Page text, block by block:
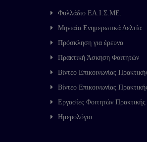
Φυλλάδιο ΕΛ.Ι.Σ.ΜΕ.
Μηνιαία Ενημερωτικά Δελτία
Πρόσκληση για έρευνα
Πρακτική Άσκηση Φοιτητών
Βίντεο Επικοινωνίας
Βίντεο Επικοινωνίας
Εργασίες Φοιτητών
Ημερολόγιο